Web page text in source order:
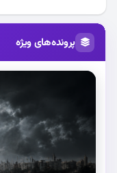
پرونده‌های ویژه